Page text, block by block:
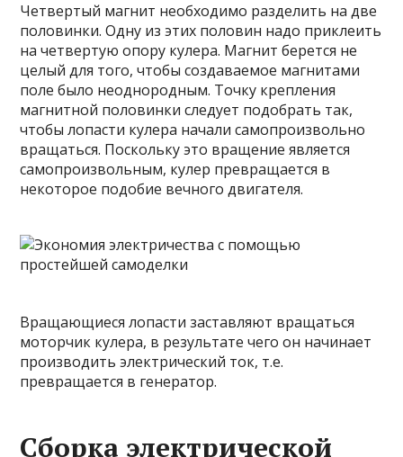
Четвертый магнит необходимо разделить на две
половинки. Одну из этих половин надо приклеить
на четвертую опору кулера. Магнит берется не
целый для того, чтобы создаваемое магнитами
поле было неоднородным. Точку крепления
магнитной половинки следует подобрать так,
чтобы лопасти кулера начали самопроизвольно
вращаться. Поскольку это вращение является
самопроизвольным, кулер превращается в
некоторое подобие вечного двигателя.
Вращающиеся лопасти заставляют вращаться
моторчик кулера, в результате чего он начинает
производить электрический ток, т.е.
превращается в генератор.
Сборка электрической